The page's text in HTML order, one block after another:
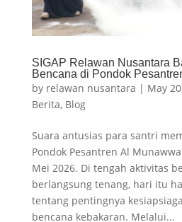
SIGAP Relawan Nusantara
Bencana di Pondok
by relawan nusantara | May
Berita, Blog
Suara antusias para santri
Pondok Pesantren Al
Mei 2026. Di tengah aktivitas
berlangsung tenang, hari itu
tentang pentingnya
bencana kebakaran. Melalui...